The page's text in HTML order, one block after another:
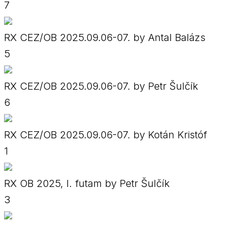
7
RX CEZ/OB 2025.09.06-07. by Antal Balázs
5
RX CEZ/OB 2025.09.06-07. by Petr Šulčík
6
RX CEZ/OB 2025.09.06-07. by Kotán Kristóf
1
RX OB 2025, I. futam by Petr Šulčík
3